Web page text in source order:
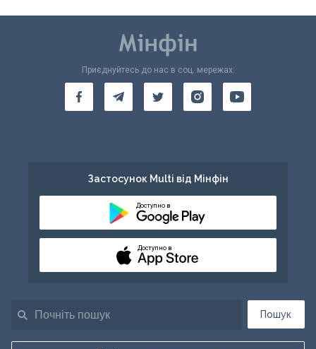
Пошук
Приєднуйтесь до нас в соц. мережах:
Застосунок Multi від Мінфін
Доступно в
Доступно в